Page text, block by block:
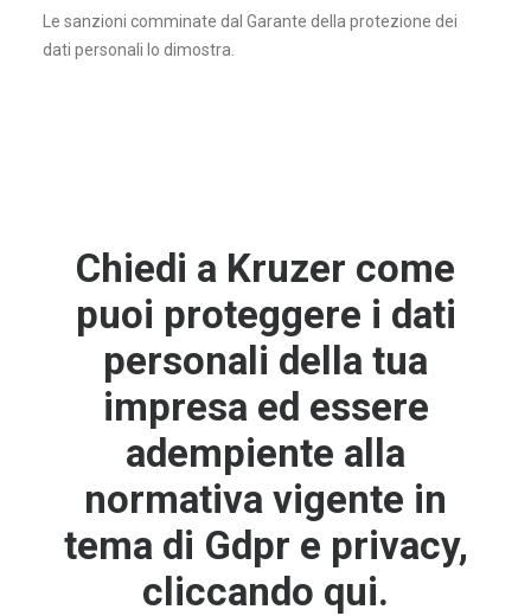
Le sanzioni comminate dal Garante della protezione dei
dati personali lo dimostra.
Chiedi a Kruzer come
puoi proteggere i dati
personali della tua
impresa ed essere
adempiente alla
normativa vigente in
tema di Gdpr e privacy,
cliccando qui.